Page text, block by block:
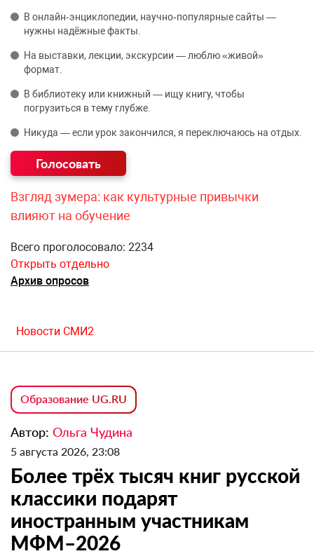
В онлайн‑энциклопедии, научно‑популярные сайты —
нужны надёжные факты.
На выставки, лекции, экскурсии — люблю «живой»
формат.
В библиотеку или книжный — ищу книгу, чтобы
погрузиться в тему глубже.
Никуда — если урок закончился, я переключаюсь на отдых.
Взгляд зумера: как культурные привычки
влияют на обучение
Всего проголосовало: 2234
Открыть отдельно
Архив опросов
Новости СМИ2
Образование UG.RU
Автор: Ольга Чудина
5 августа 2026, 23:08
Более трёх тысяч книг русской
классики подарят
иностранным участникам
МФМ–2026